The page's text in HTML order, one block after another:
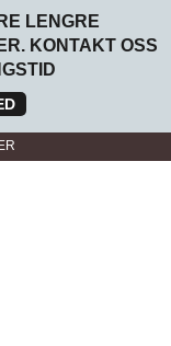
LENGRE
KONTAKT OSS